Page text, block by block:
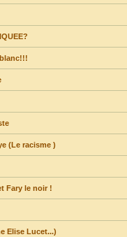
(Le racisme )
Fary le noir !
Elise Lucet...)